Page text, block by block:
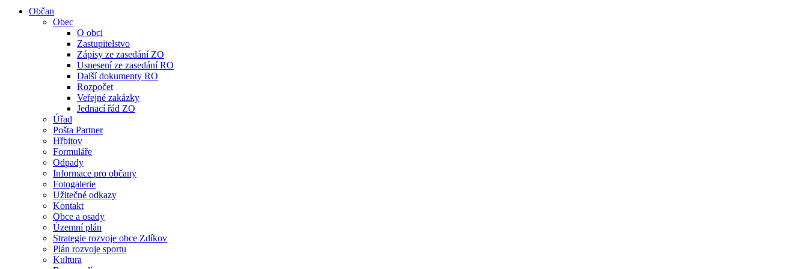
Občan
Obec
O obci
Zastupitelstvo
Zápisy ze zasedání ZO
Usnesení ze zasedání RO
Další dokumenty RO
Rozpočet
Veřejné zakázky
Jednací řád ZO
Úřad
Pošta Partner
Hřbitov
Formuláře
Odpady
Informace pro občany
Fotogalerie
Užitečné odkazy
Kontakt
Obce a osady
Územní plán
Strategie rozvoje obce Zdíkov
Plán rozvoje sportu
Kultura